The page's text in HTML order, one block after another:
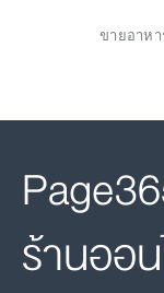
ขายอาห
ร้านออ